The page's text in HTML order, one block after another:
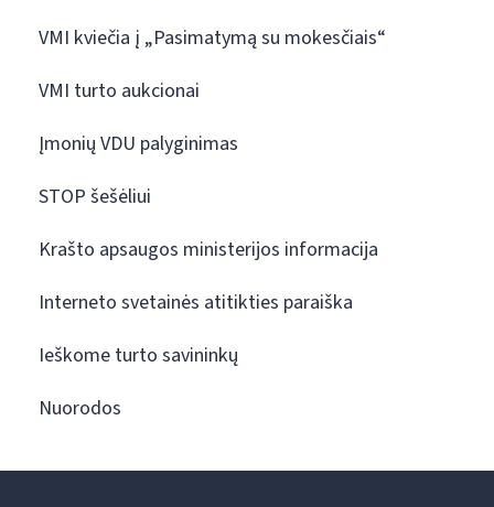
VMI kviečia į „Pasimatymą su mokesčiais“
VMI turto aukcionai
Įmonių VDU palyginimas
STOP šešėliui
Krašto apsaugos ministerijos informacija
Interneto svetainės atitikties paraiška
Ieškome turto savininkų
Nuorodos